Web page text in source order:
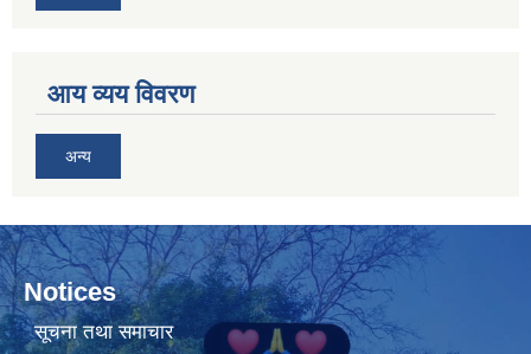
आय व्यय विवरण
अन्य
Notices
सूचना तथा समाचार